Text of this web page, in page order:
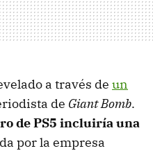
a través de un
de Giant Bomb.
de PS5 incluiría una
por la empresa